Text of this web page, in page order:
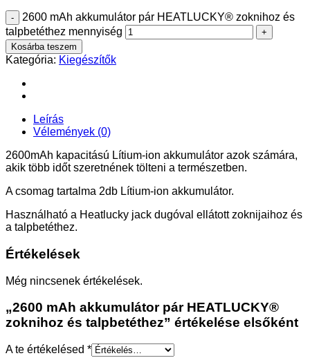
2600 mAh akkumulátor pár HEATLUCKY® zoknihoz és
talpbetéthez mennyiség
Kosárba teszem
Kategória: Kiegészítők
Leírás
Vélemények (0)
2600mAh kapacitású Lítium-ion akkumulátor azok számára,
akik több időt szeretnének tölteni a természetben.
A csomag tartalma 2db Lítium-ion akkumulátor.
Használható a Heatlucky jack dugóval ellátott zoknijaihoz és
a talpbetéthez.
Értékelések
Még nincsenek értékelések.
„2600 mAh akkumulátor pár HEATLUCKY®
zoknihoz és talpbetéthez” értékelése elsőként
A te értékelésed *